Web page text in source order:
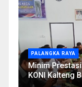
PALANGKA RAYA
Minim Prestasi
KONI Kalteng